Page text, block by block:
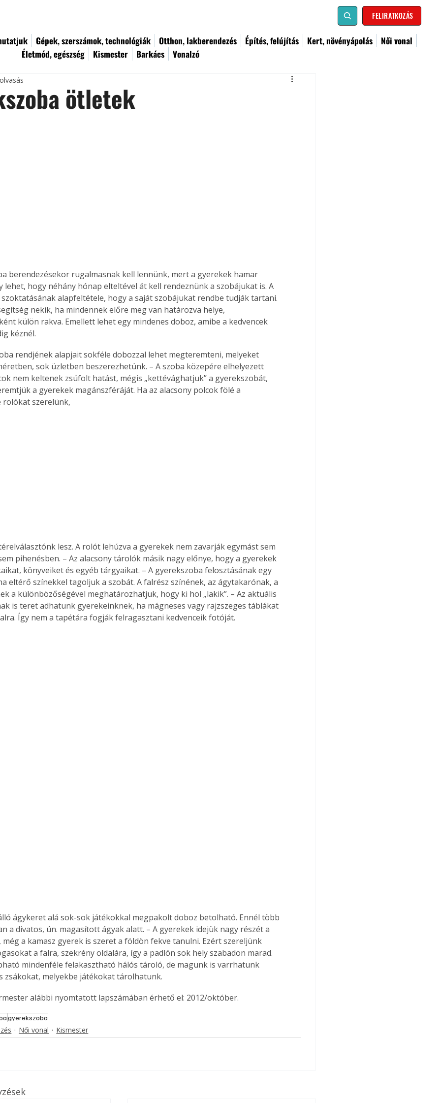
FELIRATKOZÁS
Gépek, szerszámok, technológiák Otthon, lakberendezés Építés, felújítás Kert, növényápolás
Női vonal
Életmód, egészség
Kismester Barkács Vonalzó
az
Old
új,
vagy
élve
Együtt jobban megéri!
Bővebb információ itt!
Együtt jobban megéri! A
könyvek tetszőleges
párosítással kedvezményes
áron, 0 Ft postaköltséggel
megrendelhetők!
ötletek
berendezésekor rugalmasnak kell lennünk, mert a gyerekek hamar
lehet, hogy néhány hónap elteltével át kell rendeznünk a szobájukat is. A
alapfeltétele, hogy a saját szobájukat rendbe tudják tartani.
nekik, ha mindennek előre meg van határozva helye,
külön rakva. Emellett lehet egy mindenes doboz, amibe a kedvencek
kéznél.
rendjének alapjait sokféle dobozzal lehet megteremteni, melyeket
sok üzletben beszerezhetünk. – A szoba közepére elhelyezett
nem keltenek zsúfolt hatást, mégis „kettévághatjuk” a gyerekszobát,
a gyerekek magánszféráját. Ha az alacsony polcok fölé a
rolókat szerelünk,
lesz. A rolót lehúzva a gyerekek nem zavarják egymást sem
pihenésben. – Az alacsony tárolók másik nagy előnye, hogy a gyerekek
könyveiket és egyéb tárgyaikat. – A gyerekszoba felosztásának egy
eltérő színekkel tagoljuk a szobát. A falrész színének, az ágytakarónak, a
a különbözőségével meghatározhatjuk, hogy ki hol „lakik”. – Az aktuális
is teret adhatunk gyerekeinknek, ha mágneses vagy rajzszeges táblákat
Így nem a tapétára fogják felragasztani kedvenceik fotóját.
ágykeret alá sok-sok játékokkal megpakolt doboz betolható. Ennél több
a divatos, ún. magasított ágyak alatt. – A gyerekek idejük nagy részét a
a kamasz gyerek is szeret a földön fekve tanulni. Ezért szereljünk
a falra, szekrény oldalára, így a padlón sok hely szabadon marad.
mindenféle felakasztható hálós tároló, de magunk is varrhatunk
zsákokat, melyekbe játékokat tárolhatunk.
alábbi nyomtatott lapszámában érhető el: 2012/október.
gyerekszoba
Női vonal Kismester